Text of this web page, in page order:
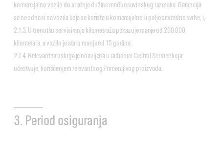
komercijalno vozilo do srednje dužine međuosovinskog razmaka. Garancija
se ne odnosi na vozila koja se koriste u komercijalne ili poljoprivredne svrhe; i,
2.1.3. U trenutku servisiranja kilometraža pokazuje manje od 200.000
kilometara, a vozilo je staro manje od 15 godina.
2.1.4. Relevantna usluga je obavljena u radionici Castrol Service koja
učestvuje, korišćenjem relevantnog Primenljivog proizvoda.
3. Period osiguranja